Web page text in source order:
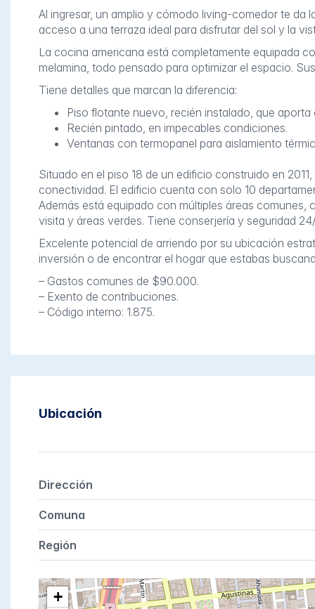
Al ingresar, un amplio y cómodo living-comedor te da
acceso a una terraza ideal para disfrutar del sol y la
La cocina americana está completamente equipada
melamina, todo pensado para optimizar el espacio.
Tiene detalles que marcan la diferencia:
Piso flotante nuevo, recién instalado, que aporta
Recién pintado, en impecables condiciones.
Ventanas con termopanel para aislamiento
Situado en el piso 18 de un edificio construido en
conectividad. El edificio cuenta con solo 10
Además está equipado con múltiples áreas
visita y áreas verdes. Tiene conserjería y seguridad
Excelente potencial de arriendo por su ubicación
inversión o de encontrar el hogar que estabas
– Gastos comunes de $90.000.
– Exento de contribuciones.
– Código interno: 1.875.
Ubicación
Dirección
Comuna
Región
+